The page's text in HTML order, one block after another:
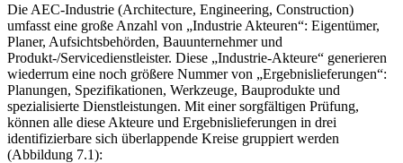
Die AEC-Industrie (Architecture, Engineering, Construction)
umfasst eine große Anzahl von „Industrie Akteuren“: Eigentümer,
Planer, Aufsichtsbehörden, Bauunternehmer und
Produkt-/Servicedienstleister. Diese „Industrie-Akteure“ generieren
wiederrum eine noch größere Nummer von „Ergebnislieferungen“:
Planungen, Spezifikationen, Werkzeuge, Bauprodukte und
spezialisierte Dienstleistungen. Mit einer sorgfältigen Prüfung,
können alle diese Akteure und Ergebnislieferungen in drei
identifizierbare sich überlappende Kreise gruppiert werden
(Abbildung 7.1):